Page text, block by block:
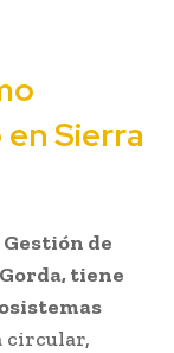
Sierra
de
tiene
circular,